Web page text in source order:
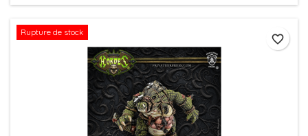
Rupture de stock
favorite_border